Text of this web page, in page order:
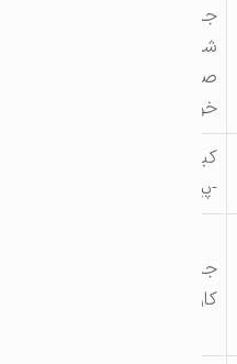
جاده اختصاصی
شرکت کشت و
صنعت کارون شرکت
خوراک دام کارون
-پیچ لنگر
جاده کشت وصنعت
کارون شهرک صنعتی